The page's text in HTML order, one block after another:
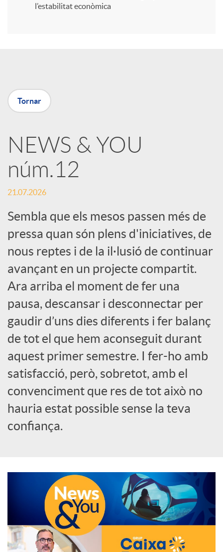
a
a
r
x
e
s
S
o
c
i
l
s
l’estabilitat econòmica
Tornar
NEWS & YOU
núm.12
21.07.2026
Sembla que els mesos passen més de
pressa quan són plens d'iniciatives, de
nous reptes i de la il·lusió de continuar
avançant en un projecte compartit.
Ara arriba el moment de fer una
pausa, descansar i desconnectar per
gaudir d’uns dies diferents i fer balanç
de tot el que hem aconseguit durant
aquest primer semestre. I fer-ho amb
satisfacció, però, sobretot, amb el
convenciment que res de tot això no
hauria estat possible sense la teva
confiança.